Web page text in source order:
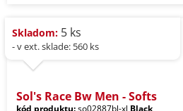
Skladom: 5 ks
- v ext. sklade: 560 ks
Sol's Race Bw Men - Softs
kód produktu:so02887bl-xl Black